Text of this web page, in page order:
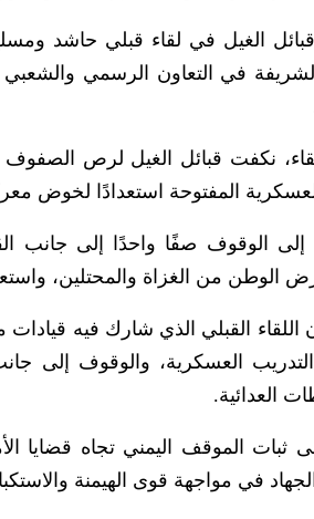
الغيل في لقاء قبلي حاشد ومسلح
الشريفة في التعاون الرسمي والشعبي
نكفت قبائل الغيل لرص الصفوف
العسكرية المفتوحة استعدادًا لخوض
إلى الوقوف صفًا واحدًا إلى جانب
الوطن من الغزاة والمحتلين،
اللقاء القبلي الذي شارك فيه
العسكرية، والوقوف إلى
العدائية.
ثبات الموقف اليمني تجاه قضايا
في مواجهة قوى الهيمنة